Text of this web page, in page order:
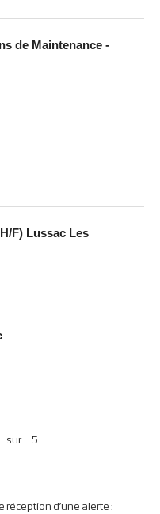
de Maintenance -
F) Lussac Les
sur 5
d’une alerte :